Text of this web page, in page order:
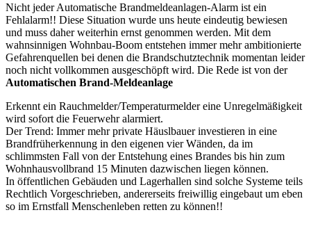
Nicht jeder Automatische Brandmeldeanlagen-Alarm ist ein
Fehlalarm!! Diese Situation wurde uns heute eindeutig bewiesen
und muss daher weiterhin ernst genommen werden. Mit dem
wahnsinnigen Wohnbau-Boom entstehen immer mehr ambitionierte
Gefahrenquellen bei denen die Brandschutztechnik momentan leider
noch nicht vollkommen ausgeschöpft wird. Die Rede ist von der
Automatischen Brand-Meldeanlage
Erkennt ein Rauchmelder/Temperaturmelder eine Unregelmäßigkeit
wird sofort die Feuerwehr alarmiert.
Der Trend: Immer mehr private Häuslbauer investieren in eine
Brandfrüherkennung in den eigenen vier Wänden, da im
schlimmsten Fall von der Entstehung eines Brandes bis hin zum
Wohnhausvollbrand 15 Minuten dazwischen liegen können.
In öffentlichen Gebäuden und Lagerhallen sind solche Systeme teils
Rechtlich Vorgeschrieben, andererseits freiwillig eingebaut um eben
so im Ernstfall Menschenleben retten zu können!!